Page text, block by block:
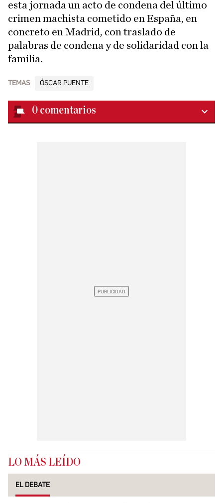
esta jornada un acto de condena del último
crimen machista cometido en España, en
concreto en Madrid, con traslado de
palabras de condena y de solidaridad con la
familia.
TEMAS ÓSCAR PUENTE
0 comentarios
LO MÁS LEÍDO
EL DEBATE